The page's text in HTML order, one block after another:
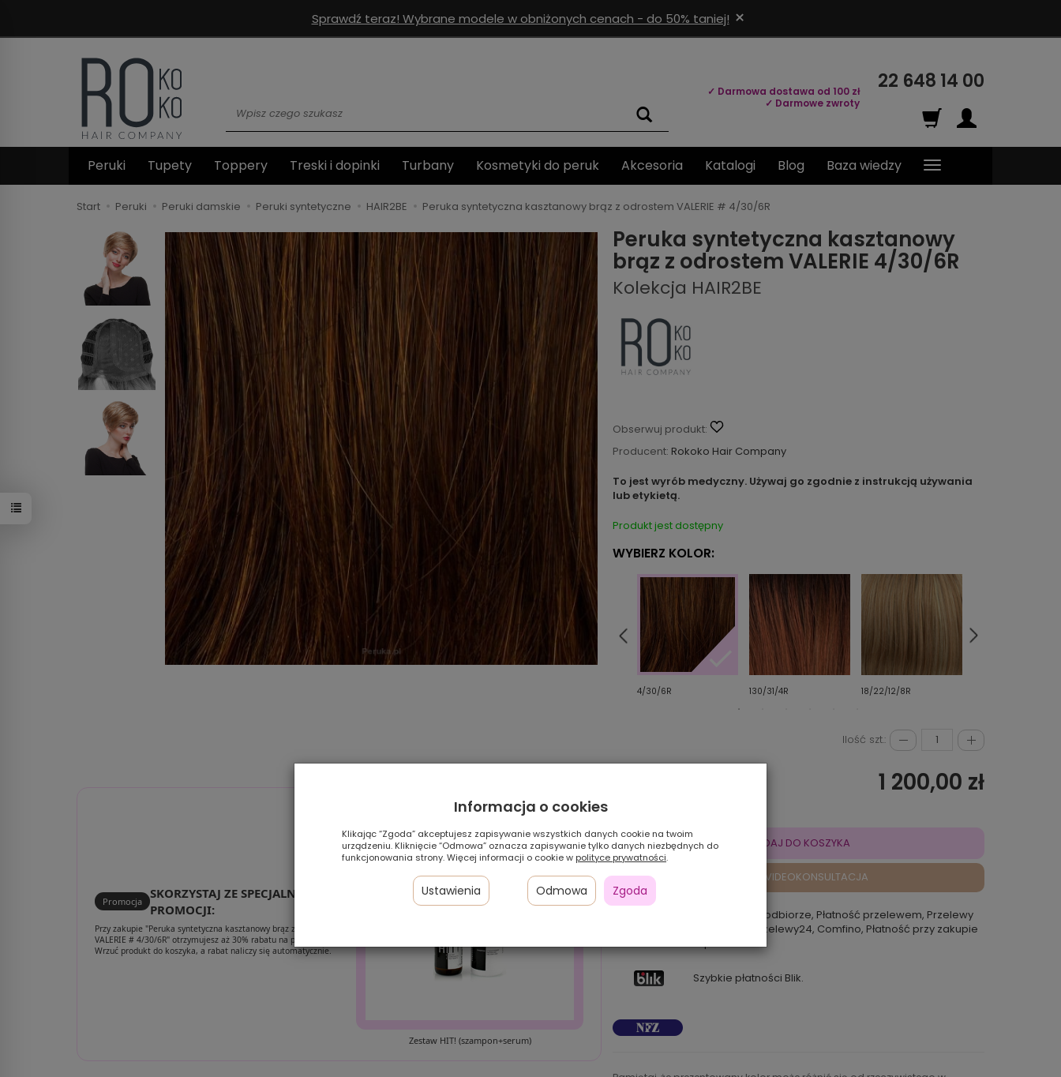
Sprawdź teraz! Wybrane modele w obniżonych cenach - do 50% taniej! ×
✓ Darmowa dostawa od 100 zł
✓ Darmowe zwroty
22 648 14 00
Peruki Tupety Toppery Treski i dopinki Turbany Kosmetyki do peruk Akcesoria Katalogi Blog Baza wiedzy
Start Peruki Peruki damskie Peruki syntetyczne HAIR2BE Peruka syntetyczna kasztanowy brąz z odrostem VALERIE # 4/30/6R
Promocja
SKORZYSTAJ ZE SPECJALNEJ
PROMOCJI:
Przy zakupie "Peruka syntetyczna kasztanowy brąz z odrostem
VALERIE # 4/30/6R" otrzymujesz aż 30% rabatu na poniższy zestaw!
Wrzuć produkt do koszyka, a rabat naliczy się automatycznie.
Zestaw HIT! (szampon+serum)
Peruka syntetyczna kasztanowy
brąz z odrostem VALERIE 4/30/6R
Kolekcja HAIR2BE
Obserwuj produkt:
Producent: Rokoko Hair Company
To jest wyrób medyczny. Używaj go zgodnie z instrukcją używania
lub etykietą.
Produkt jest dostępny
WYBIERZ KOLOR:
4/30/6R 130/31/4R 18/22/12/8R
Ilość szt.:
1 200,00 zł
DODAJ DO KOSZYKA
VIDEOKONSULTACJA
Płatność przy odbiorze, Płatność przelewem, Przelewy
24 Rokoko, Przelewy24, Comfino, Płatność przy zakupie
w punkcie
Szybkie płatności Blik.
Informacja o cookies
Klikając “Zgoda” akceptujesz zapisywanie wszystkich danych cookie na twoim
urządzeniu. Kliknięcie “Odmowa” oznacza zapisywanie tylko danych niezbędnych do
funkcjonowania strony. Więcej informacji o cookie w polityce prywatności.
Ustawienia Odmowa Zgoda